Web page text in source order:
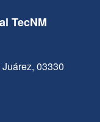
TecNM
03330